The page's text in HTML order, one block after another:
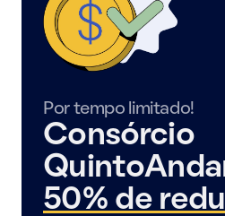
Por tempo limitado!
Consórcio
50% de